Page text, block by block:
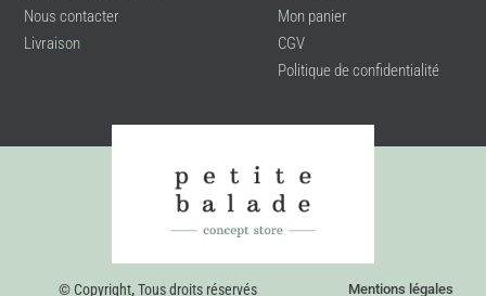
Nous contacter
Livraison
Mon panier
CGV
Politique de confidentialité
© Copyright,Tous droits réservés Mentions légales